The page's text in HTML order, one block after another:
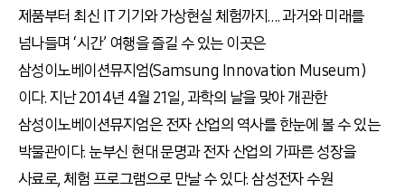
제품부터 최신 IT 기기와 가상현실 체험까지…. 과거와 미래를
넘나들며 ‘시간’ 여행을 즐길 수 있는 이곳은
삼성이노베이션뮤지엄(Samsung Innovation Museum)
이다. 지난 2014년 4월 21일, 과학의 날을 맞아 개관한
삼성이노베이션뮤지엄은 전자 산업의 역사를 한눈에 볼 수 있는
박물관이다. 눈부신 현대 문명과 전자 산업의 가파른 성장을
사료로, 체험 프로그램으로 만날 수 있다. 삼성전자 수원